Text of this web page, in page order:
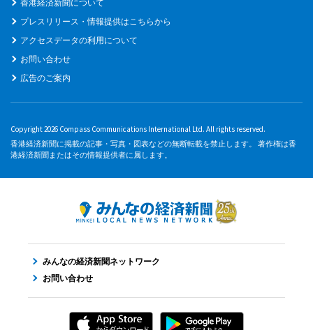
香港経済新聞について
プレスリリース・情報提供はこちらから
アクセスデータの利用について
お問い合わせ
広告のご案内
Copyright 2026 Compass Communications International Ltd. All rights reserved.
香港経済新聞に掲載の記事・写真・図表などの無断転載を禁止します。 著作権は香
港経済新聞またはその情報提供者に属します。
みんなの経済新聞ネットワーク
お問い合わせ